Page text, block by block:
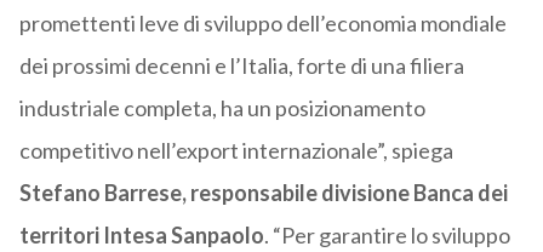
promettenti leve di sviluppo dell’economia mondiale
dei prossimi decenni e l’Italia, forte di una filiera
industriale completa, ha un posizionamento
competitivo nell’export internazionale”, spiega
Stefano Barrese, responsabile divisione Banca dei
territori Intesa Sanpaolo. “Per garantire lo sviluppo